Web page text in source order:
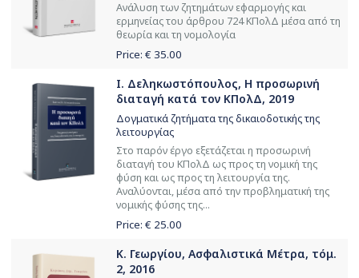
Ανάλυση των ζητημάτων εφαρμογής και
ερμηνείας του άρθρου 724 ΚΠολΔ μέσα από τη
θεωρία και τη νομολογία
Price: € 35.00
Ι. Δεληκωστόπουλος, Η προσωρινή
διαταγή κατά τον ΚΠολΔ, 2019
Δογματικά ζητήματα της δικαιοδοτικής της
λειτουργίας
Στο παρόν έργο εξετάζεται η προσωρινή
διαταγή του ΚΠολΔ ως προς τη νομική της
φύση και ως προς τη λειτουργία της.
Αναλύονται, μέσα από την προβληματική της
νομικής φύσης της...
Price: € 25.00
Κ. Γεωργίου, Ασφαλιστικά Μέτρα, τόμ.
2, 2016